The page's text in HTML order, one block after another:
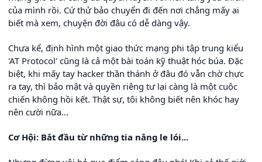
của mình rồi. Cứ thử bảo chuyển đi đến nơi chẳng mấy ai
biết mà xem, chuyện đời đâu có dễ dàng vậy.
Chưa kể, định hình một giao thức mạng phi tập trung kiểu
'AT Protocol' cũng là cả một bài toán kỹ thuật hóc búa. Đặc
biệt, khi mấy tay hacker thần thánh ở đâu đó vẫn chờ chực
ra tay, thì bảo mật và quyền riêng tư lại càng là một cuộc
chiến không hồi kết. Thật sự, tôi không biết nên khóc hay
nên cười nữa...
Cơ Hội: Bắt đầu từ những tia nắng le lói...